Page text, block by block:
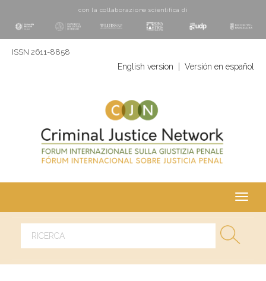
con la collaborazione scientifica di
ISSN 2611-8858
English version Versión en español